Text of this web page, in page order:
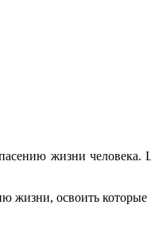
жизни
жизни, освоить